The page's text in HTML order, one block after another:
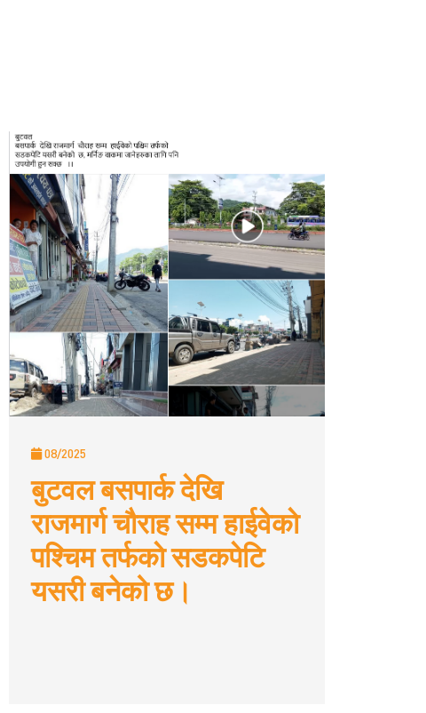
08/2025
बुटवल बसपार्क देखि
राजमार्ग चौराह सम्म हाईवेकाे
पश्चिम तर्फकाे सडकपेटि
यसरी बनेको छ।